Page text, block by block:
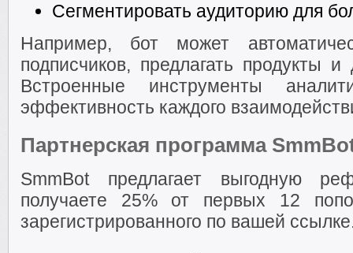
Сегментировать аудиторию для
Например, бот может
подписчиков, предлагать продукты
Встроенные инструменты
эффективность каждого
Партнерская программа
SmmBot предлагает выгодную
получаете 25% от первых 12
зарегистрированного по вашей